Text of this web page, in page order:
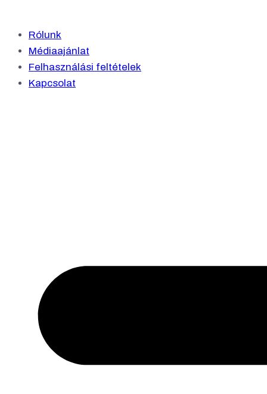
Rólunk
Médiaajánlat
Felhasználási feltételek
Kapcsolat